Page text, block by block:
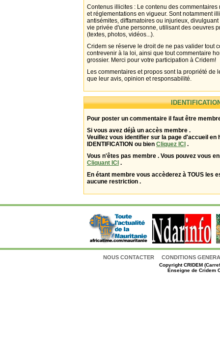
Contenus illicites : Le contenu des
et réglementations en vigueur. Sont notamment
antisémites, diffamatoires ou injurieux,
vie privée d'une personne, utilisant des oeuvres
(textes, photos, vidéos...).
Cridem se réserve le droit de ne pas valider tout
contrevenir à la loi, ainsi que tout commentaire
grossier. Merci pour votre participation à Cridem!
Les commentaires et propos sont la propriété de
que leur avis, opinion et responsabilité.
Pour poster un commentaire il faut être
Si vous avez déjà un accès membre .
Veuillez vous identifier sur la page d'accueil en
IDENTIFICATION ou bien Cliquez ICI .
Vous n'êtes pas membre . Vous pouvez vous
Cliquant ICI .
En étant membre vous accèderez à TOUS les
aucune restriction .
NOUS CONTACTER CONDITIONS
CopyrightCRIDEM
Enseigne de Cridem